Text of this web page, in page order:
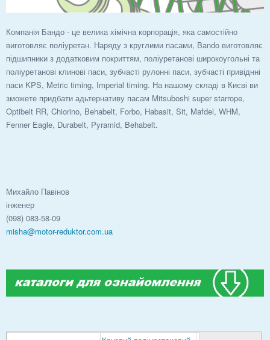
Компанія Бандо - це велика хімічна корпорація, яка самостійно
виготовляє поліуретан. Наряду з круглими пасами, Bando виготовляє
підшипники з додатковим покриттям, поліуретанові широкоугольні та
поліуретанові клинові паси, зубчасті рулонні паси, зубчасті привіднні
паси KPS, Metric timing, Imperial timing. На нашому складі в Києві ви
зможете придбати адьтернативу пасам Mitsuboshi super starrope,
Optibelt RR, Chiorino, Behabelt, Forbo, Habasit, Sit, Mafdel, WHM,
Fenner Eagle, Durabelt, Pyramid, Behabelt.
Михайло Павінов
інженер
(098) 083-58-09
misha@motor-reduktor.com.ua